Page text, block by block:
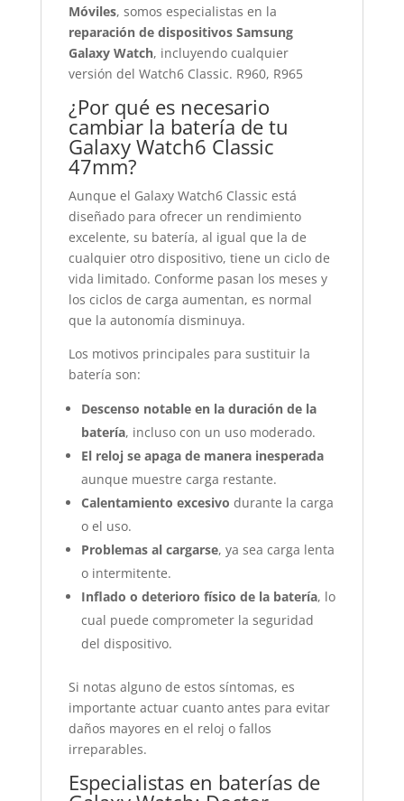
Móviles, somos especialistas en la
reparación de dispositivos Samsung
Galaxy Watch, incluyendo cualquier
versión del Watch6 Classic. R960, R965
¿Por qué es necesario
cambiar la batería de tu
Galaxy Watch6 Classic
47mm?
Aunque el Galaxy Watch6 Classic está
diseñado para ofrecer un rendimiento
excelente, su batería, al igual que la de
cualquier otro dispositivo, tiene un ciclo de
vida limitado. Conforme pasan los meses y
los ciclos de carga aumentan, es normal
que la autonomía disminuya.
Los motivos principales para sustituir la
batería son:
Descenso notable en la duración de la
batería, incluso con un uso moderado.
El reloj se apaga de manera inesperada
aunque muestre carga restante.
Calentamiento excesivo durante la carga
o el uso.
Problemas al cargarse, ya sea carga lenta
o intermitente.
Inflado o deterioro físico de la batería, lo
cual puede comprometer la seguridad
del dispositivo.
Si notas alguno de estos síntomas, es
importante actuar cuanto antes para evitar
daños mayores en el reloj o fallos
irreparables.
Especialistas en baterías de